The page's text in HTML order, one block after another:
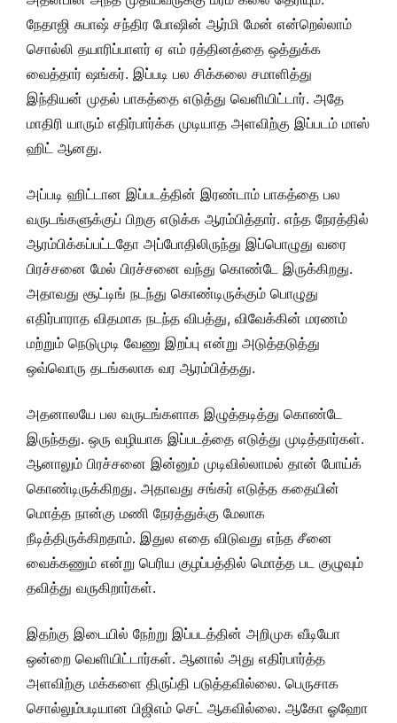
நேதாஜி சுபாஷ் சந்திர போஷின் ஆர்மி மேன் என்றெல்லாம்
சொல்லி தயாரிப்பாளர் ஏ எம் ரத்தினத்தை ஒத்துக்க
வைத்தார் ஷங்கர். இப்படி பல சிக்கலை சமாளித்து
இந்தியன் முதல் பாகத்தை எடுத்து வெளியிட்டார். அதே
மாதிரி யாரும் எதிர்பார்க்க முடியாத அளவிற்கு இப்படம் மாஸ்
ஹிட் ஆனது.
அப்படி ஹிட்டான இப்படத்தின் இரண்டாம் பாகத்தை பல
வருடங்களுக்குப் பிறகு எடுக்க ஆரம்பித்தார். எந்த நேரத்தில்
ஆரம்பிக்கப்பட்டதோ அப்போதிலிருந்து இப்பொழுது வரை
பிரச்சனை மேல் பிரச்சனை வந்து கொண்டே இருக்கிறது.
அதாவது சூட்டிங் நடந்து கொண்டிருக்கும் பொழுது
எதிர்பாராத விதமாக நடந்த விபத்து, விவேக்கின் மரணம்
மற்றும் நெடுமுடி வேணு இறப்பு என்று அடுத்தடுத்து
ஒவ்வொரு தடங்கலாக வர ஆரம்பித்தது.
அதனாலயே பல வருடங்களாக இழுத்தடித்து கொண்டே
இருந்தது. ஒரு வழியாக இப்படத்தை எடுத்து முடித்தார்கள்.
ஆனாலும் பிரச்சனை இன்னும் முடிவில்லாமல் தான் போய்க்
கொண்டிருக்கிறது. அதாவது சங்கர் எடுத்த கதையின்
மொத்த நான்கு மணி நேரத்துக்கு மேலாக
நீடித்திருக்கிறதாம். இதுல எதை விடுவது எந்த சீனை
வைக்கணும் என்று பெரிய குழப்பத்தில் மொத்த பட குழுவும்
தவித்து வருகிறார்கள்.
இதற்கு இடையில் நேற்று இப்படத்தின் அறிமுக வீடியோ
ஒன்றை வெளியிட்டார்கள். ஆனால் அது எதிர்பார்த்த
அளவிற்கு மக்களை திருப்தி படுத்தவில்லை. பெருசாக
சொல்லும்படியான பிஜிஎம் செட் ஆகவில்லை. ஆகோ ஓஹோ